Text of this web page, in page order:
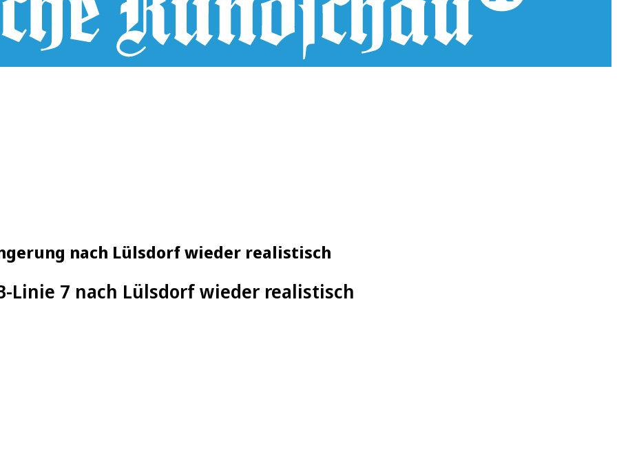
nach Lülsdorf wieder realistisch
Linie 7 nach Lülsdorf wieder realistisch